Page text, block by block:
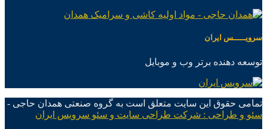
سرویـــــس ایران
توسعه دهنده برتر وب و موبایل
تمامی حقوق این سایت متعلق است به گروه صنعتی همدان حاجی -
سئو و طراحی : شرکت طراحی سایت و سئو سرویس ایران